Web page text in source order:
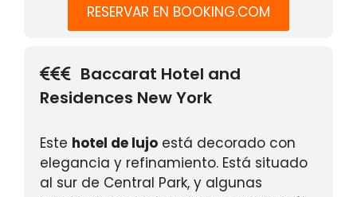
RESERVAR EN BOOKING.COM
Baccarat Hotel and
Residences New York
Este hotel de lujo está decorado con
elegancia y refinamiento. Está situado
al sur de Central Park, y algunas